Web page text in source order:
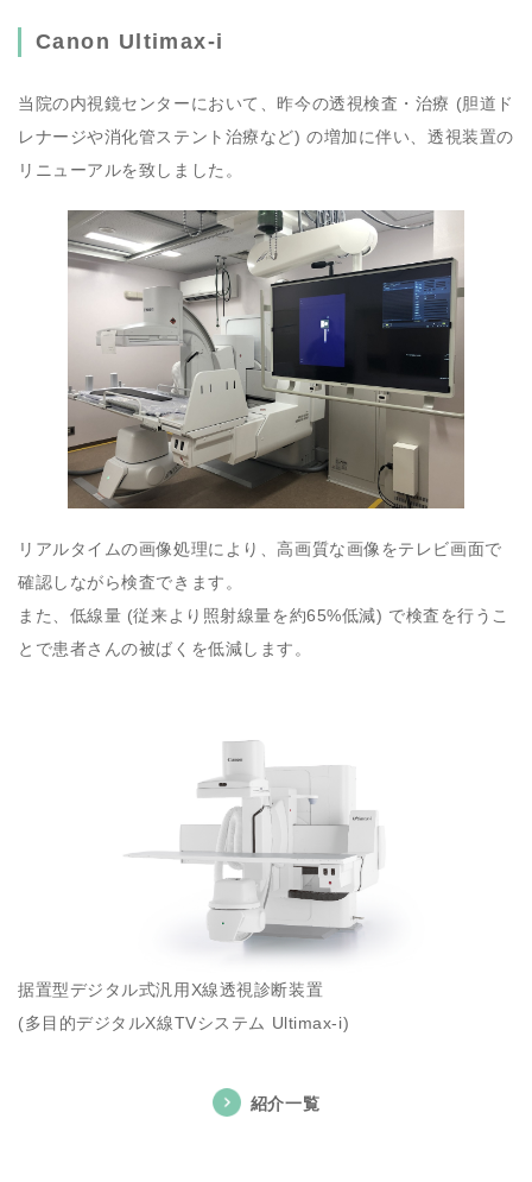
Canon Ultimax-i
当院の内視鏡センターにおいて、昨今の透視検査・治療 (胆道ド
レナージや消化管ステント治療など) の増加に伴い、透視装置の
リニューアルを致しました。
リアルタイムの画像処理により、高画質な画像をテレビ画面で
確認しながら検査できます。
また、低線量 (従来より照射線量を約65%低減) で検査を行うこ
とで患者さんの被ばくを低減します。
据置型デジタル式汎用X線透視診断装置
(多目的デジタルX線TVシステム Ultimax-i)
紹介一覧